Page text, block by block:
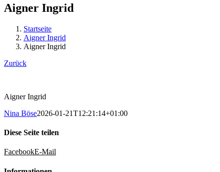
Aigner Ingrid
Startseite
Aigner Ingrid
Aigner Ingrid
Zurück
Aigner Ingrid
Nina Böse2026-01-21T12:21:14+01:00
Diese Seite teilen
FacebookE-Mail